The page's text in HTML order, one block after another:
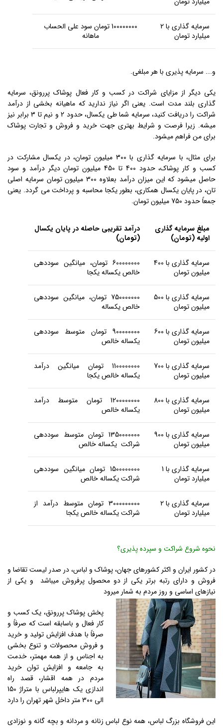
سرمایه گذاری با 2
میلیارد تومان
100000000 تومان سود علی الحساب
ماهانه
و…. سرمایه پذیری با هر مبلغی.
یکی دیگر از مزایای شراکت در کسب و کار فعال پوشاک پررونق، سرمایه
گذاری بلند مدت است. یعنی اگر نیاز ندارید که ماهیانه بخشی از درآمد
شراکت را دریافت کنید، سرمایه شما طی یکسال، حدود 2 و نیم تا 3 برابر نیز
میشه. زیرا فرصت و شرایط بهتری جهت خرید و فروش و تجارت پوشاک
برای من فراهم میشود.
برای مثال، با سرمایه گذاری با 300 میلیون تومان، در یکسال مشارکت در
کسب و کار پوشاک، حدود 400 تا 450 میلیون تومان دیگر درآمد و سود
حاصل میشود که این میزان درآمد بعلاوه 300 میلیون تومان سرمایه اصلی
تان، در پایان یکسال همکاری، بطور یکجا محاسبه و پرداخت می گردد. یعنی
جمعاً حدود 750 میلیون تومان.
مبلغ سرمایه گذاری
اولیه (تومان)
درآمد تقریبی حاصله در پایان یکسال
(تومان)
سرمایه گذاری با 400
میلیون تومان
600000000 تومان، میانگین سوددهی
خالص یکساله یکجا
سرمایه گذاری با 500
میلیون تومان
750000000 تومان، میانگین سوددهی
خالص یکساله
سرمایه گذاری با 600
میلیون تومان
900000000 تومان متوسط سوددهی
یکساله خالص
سرمایه گذاری با 700
میلیون تومان
1100000000 تومان میانگین درآمد
یکساله خالص یکجا
سرمایه گذاری با 800
میلیون تومان
1200000000 تومان متوسط درآمد
یکساله خالص
سرمایه گذاری با 900
میلیون تومان
1350000000 تومان متوسط سوددهی
شراکت یکساله خالص
سرمایه گذاری با 1
میلیارد تومان
1500000000 تومان میانگین سوددهی
شراکت یکساله خالص
سرمایه گذاری با 2
میلیارد تومان
3000000000 تومان متوسط درآمد از
شراکت یکساله خالص یکجا
نحوه شروع شراکت و سپرده پذیری؟
در کشور ایران و اکثر کشورهای جهان، پوشاک و لباس، در صدر لیست تقاضا و
فروش و دارای رتبه برتر یکی از دو محصول پرفروش میباشد و یکی از
نیازهای اساسی و روز مردم به شمار میرود
پخش پوشاک پررونق، یک کسب و
کار فعال و باسابقه است که صرفاً و
صرفاً با هدف افزایش تولید و خرید
و فروش محصولات و تنوع بخشی
به اجناس و از همه مهمتر، خدمت
به جامعه و افزایش توان خرید
مردم در همه اقشار، قصد راه
اندازی یک هایپرلباس با متراژ 150
الی 300 متر داخل شهر تهران را دارد
این فروشگاه بزرگ لباس، همه نوع لباس زنانه و مردانه و بچه گانه و نوزادی